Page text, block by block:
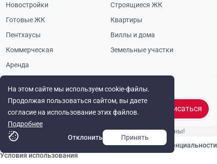
На этом сайте мы используем cookie-файлы.
Продолжая пользоваться сайтом, вы даете
согласие на использование этих файлов.
Подробнее
Отклонить
Принять
Будьте в курсе
Подписаться
Новостройки
Строящиеся ЖК
Готовые ЖК
Квартиры
Пентхаусы
Виллы и дома
Коммерческая
Земельные участки
Аренда
© Cyprus Realestate 2026. Все права защищены!
Политика конфиденциальности
Условия использования